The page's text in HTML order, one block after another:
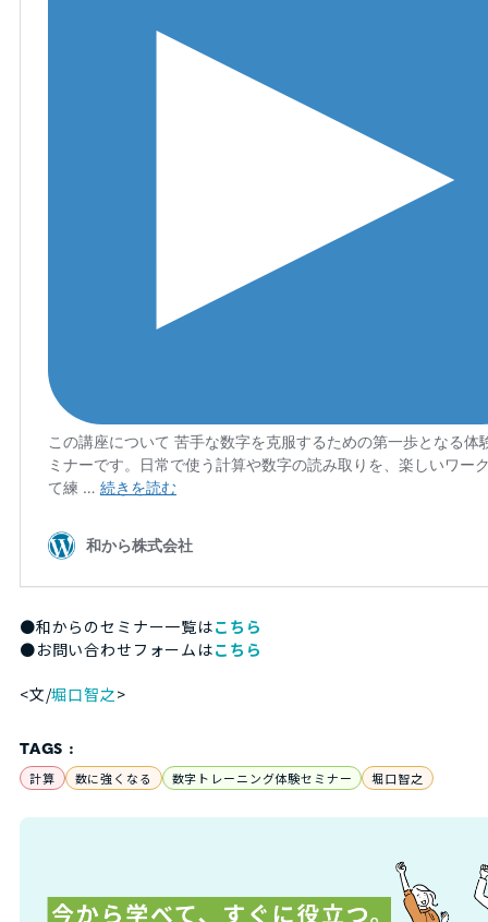
●和からのセミナー一覧はこちら
●お問い合わせフォームはこちら
<文/堀口智之>
TAGS :
計算 数に強くなる 数字トレーニング体験セミナー 堀口智之